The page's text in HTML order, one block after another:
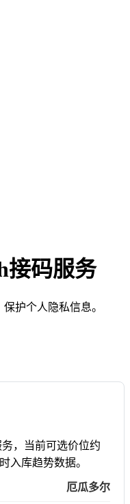
接码服务
护个人隐私信息。
，当前可选价位约
入库趋势数据。
厄瓜多尔